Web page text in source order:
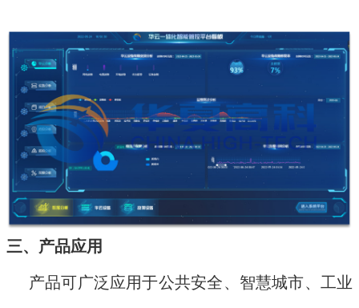
三、产品应用
产品可广泛应用于公共安全、智慧城市、工业